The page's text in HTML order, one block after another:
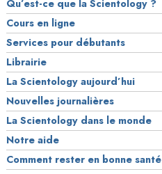
Qu’est-ce que la Scientology ?
Cours en ligne
Services pour débutants
Librairie
La Scientology aujourd’hui
Nouvelles journalières
La Scientology dans le monde
Notre aide
Comment rester en bonne santé